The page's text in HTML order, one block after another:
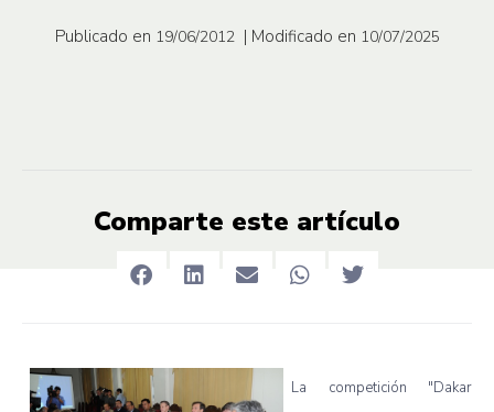
Publicado en 19/06/2012 | Modificado en 10/07/2025
Comparte este artículo
La competición "Dakar